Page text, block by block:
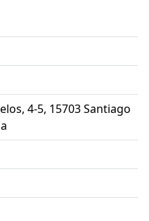
4-5, 15703 Santiago